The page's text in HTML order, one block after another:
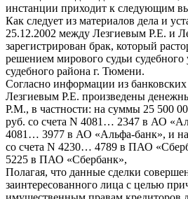
инстанции приходит к следующим
Как следует из материалов дела и
25.12.2002 между Лезгиевым Р.Е. и
зарегистрирован брак, который
решением мирового судьи судебного
судебного района г. Тюмени.
Согласно информации из
Лезгиевым Р.Е. произведены
Р.М., в частности: на суммы 25 500
руб. со счета N 4081… 2347 в АО
4081… 3977 в АО «Альфа-банк», и
со счета N 4230… 4789 в ПАО
5225 в ПАО «Сбербанк»,
Полагая, что данные сделки
заинтересованного лица с целью